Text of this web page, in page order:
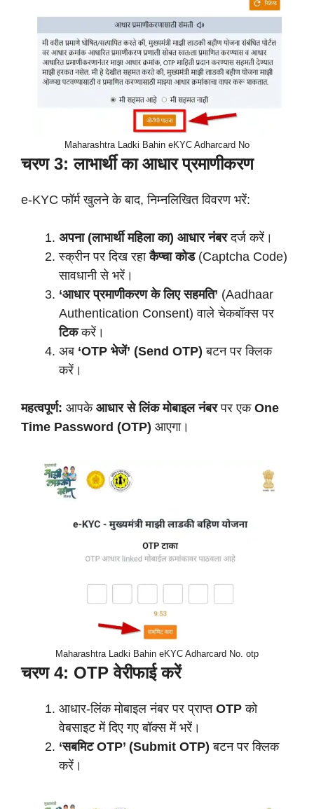
Maharashtra Ladki Bahin eKYC Adharcard No
चरण 3: लाभार्थी का आधार प्रमाणीकरण
e-KYC फॉर्म खुलने के बाद, निम्नलिखित विवरण भरें:
अपना (लाभार्थी महिला का) आधार नंबरदर्ज करें।
स्क्रीन पर दिख रहाकैप्चा कोड(Captcha Code)
सावधानी से भरें।
‘आधार प्रमाणीकरण के लिए सहमति’ (Aadhaar
Authentication Consent) वाले चेकबॉक्स पर
टिककरें।
अब ‘OTP भेजें’ (Send OTP) बटन पर क्लिक
करें।
महत्वपूर्ण: आपके आधार से लिंक मोबाइल नंबरपर एक One
Time Password (OTP) आएगा।
Maharashtra Ladki Bahin eKYC Adharcard No. otp
चरण 4: OTP वेरीफाई करें
आधार-लिंक मोबाइल नंबर पर प्राप्त OTP को
वेबसाइट में दिए गए बॉक्स में भरें।
‘सबमिट OTP’ (Submit OTP) बटन पर क्लिक
करें।